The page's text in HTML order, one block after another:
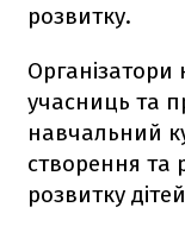
розвитку.
Організатори
учасниць та
навчальний
створення та
розвитку